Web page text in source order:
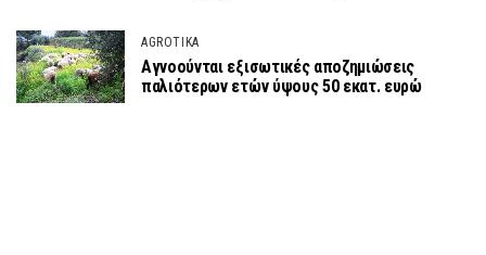
AGROTIKA
Αγνοούνται εξισωτικές αποζημιώσεις
παλιότερων ετών ύψους 50 εκατ. ευρώ